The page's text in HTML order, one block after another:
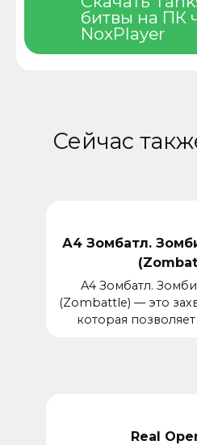
битвы на ПК
NoxPlayer
Сейчас
А4 Зомбатл.
A4 Зомбатл.
(Zombattle) — это
которая
Real